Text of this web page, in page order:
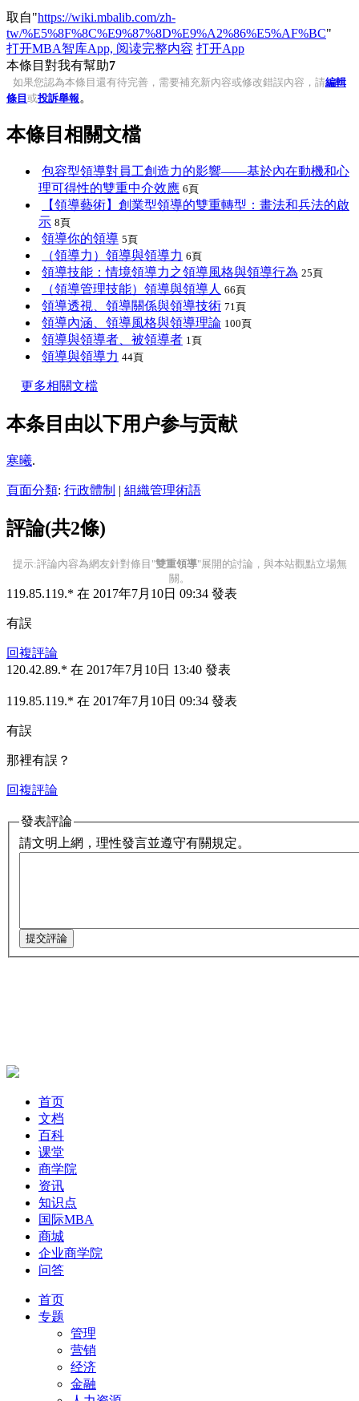
取自"https://wiki.mbalib.com/zh-
tw/%E5%8F%8C%E9%87%8D%E9%A2%86%E5%AF%BC"
打开MBA智库App, 阅读完整内容 打开App
本條目對我有幫助7
如果您認為本條目還有待完善，需要補充新內容或修改錯誤內容，請編輯
條目或投訴舉報 。
本條目相關文檔
包容型領導對員工創造力的影響——基於內在動機和心
理可得性的雙重中介效應 6頁
【領導藝術】創業型領導的雙重轉型：畫法和兵法的啟
示 8頁
領導你的領導 5頁
（領導力）領導與領導力 6頁
領導技能：情境領導力之領導風格與領導行為 25頁
（領導管理技能）領導與領導人 66頁
領導透視、領導關係與領導技術 71頁
領導內涵、領導風格與領導理論 100頁
領導與領導者、被領導者 1頁
領導與領導力 44頁
更多相關文檔
本条目由以下用户参与贡献
寒曦.
頁面分類: 行政體制 | 組織管理術語
評論(共2條)
提示:評論內容為網友針對條目"雙重領導"展開的討論，與本站觀點立場無
關。
119.85.119.* 在 2017年7月10日 09:34 發表
有誤
回複評論
120.42.89.* 在 2017年7月10日 13:40 發表
119.85.119.* 在 2017年7月10日 09:34 發表
有誤
那裡有誤？
回複評論
發表評論
請文明上網，理性發言並遵守有關規定。
首页
文档
百科
课堂
商学院
资讯
知识点
国际MBA
商城
企业商学院
问答
首页
专题
管理
营销
经济
金融